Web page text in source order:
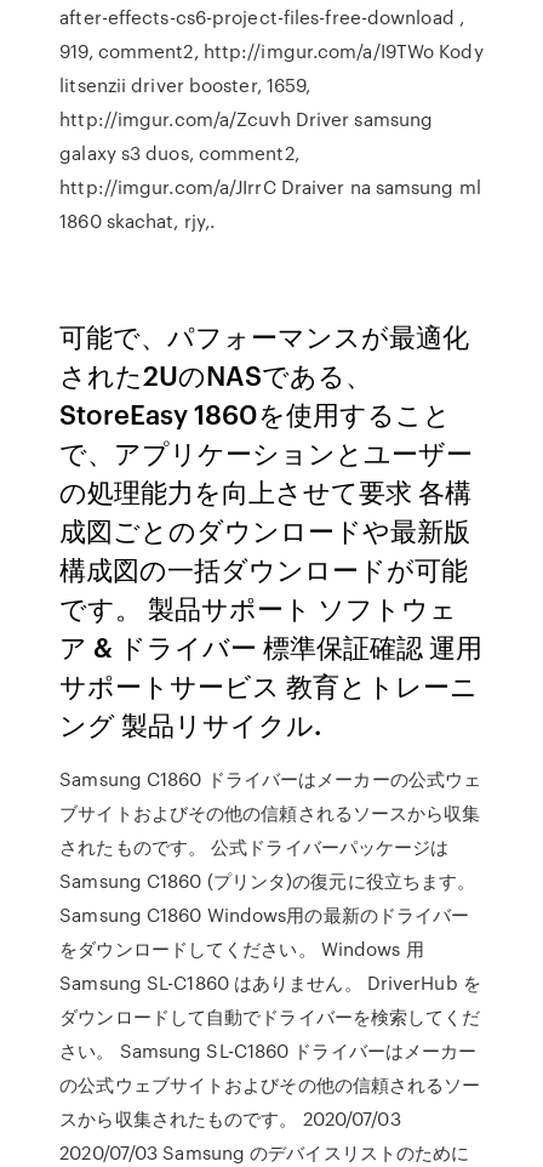
after-effects-cs6-project-files-free-download ,
919, comment2, http://imgur.com/a/I9TWo Kody
litsenzii driver booster, 1659,
http://imgur.com/a/Zcuvh Driver samsung
galaxy s3 duos, comment2,
http://imgur.com/a/JIrrC Draiver na samsung ml
1860 skachat, rjy,.
可能で、パフォーマンスが最適化
された2UのNASである、
StoreEasy 1860を使用すること
で、アプリケーションとユーザー
の処理能力を向上させて要求 各構
成図ごとのダウンロードや最新版
構成図の一括ダウンロードが可能
です。 製品サポート ソフトウェ
ア & ドライバー 標準保証確認 運用
サポートサービス 教育とトレーニ
ング 製品リサイクル.
Samsung C1860 ドライバーはメーカーの公式ウェ
ブサイトおよびその他の信頼されるソースから収集
されたものです。 公式ドライバーパッケージは
Samsung C1860 (プリンタ)の復元に役立ちます。
Samsung C1860 Windows用の最新のドライバー
をダウンロードしてください。 Windows 用
Samsung SL-C1860 はありません。 DriverHub を
ダウンロードして自動でドライバーを検索してくだ
さい。 Samsung SL-C1860 ドライバーはメーカー
の公式ウェブサイトおよびその他の信頼されるソー
スから収集されたものです。 2020/07/03
2020/07/03 Samsung のデバイスリストのために